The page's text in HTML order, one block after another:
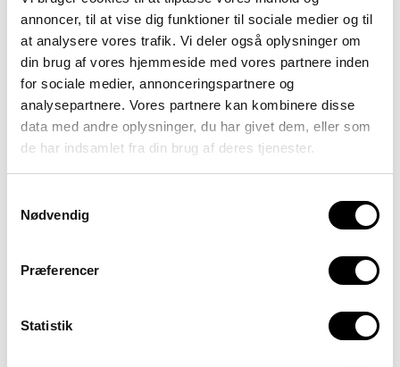
annoncer, til at vise dig funktioner til sociale medier og til
at analysere vores trafik. Vi deler også oplysninger om
din brug af vores hjemmeside med vores partnere inden
for sociale medier, annonceringspartnere og
analysepartnere. Vores partnere kan kombinere disse
data med andre oplysninger, du har givet dem, eller som
de har indsamlet fra din brug af deres tjenester.
Nødvendig
Præferencer
Statistik
Klara Wisbech
Bruun
Mail:KWB@skolensputnik.dk
Underviser på
bachelor i kunsthistoire
påGrundkursus i
Mette Kloch
Mail: MKL@skolensputnik.dk
og har
arbejdet med unge med
autisme og psykiske
Uddannet lærer med
systemisk-narrativ
forældrekurser i